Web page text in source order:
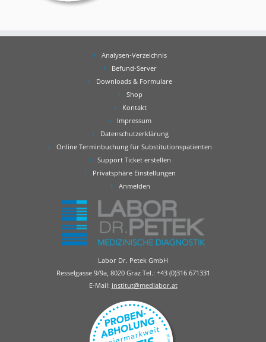
Analysen-Verzeichnis
Befund-Server
Downloads & Formulare
Shop
Kontakt
Impressum
Datenschutzerklärung
Online Terminbuchung für Substitutionspatienten
Support Ticket erstellen
Privatsphäre Einstellungen
Anmelden
Labor Dr. Petek GmbH
Resselgasse 9/9a, 8020 Graz Tel.: +43 (0)316 671331
E-Mail: institut@medlabor.at